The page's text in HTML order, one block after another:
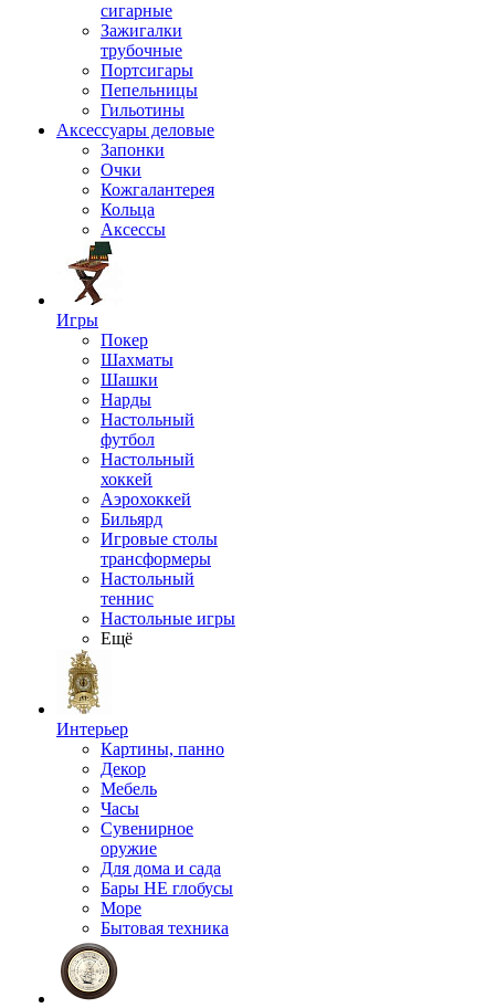
сигарные
Зажигалки
трубочные
Портсигары
Пепельницы
Гильотины
Аксессуары деловые
Запонки
Очки
Кожгалантерея
Кольца
Аксессы
Игры
Покер
Шахматы
Шашки
Нарды
Настольный
футбол
Настольный
хоккей
Аэрохоккей
Бильярд
Игровые столы
трансформеры
Настольный
теннис
Настольные игры
Ещё
Интерьер
Картины, панно
Декор
Мебель
Часы
Сувенирное
оружие
Для дома и сада
Бары НЕ глобусы
Море
Бытовая техника